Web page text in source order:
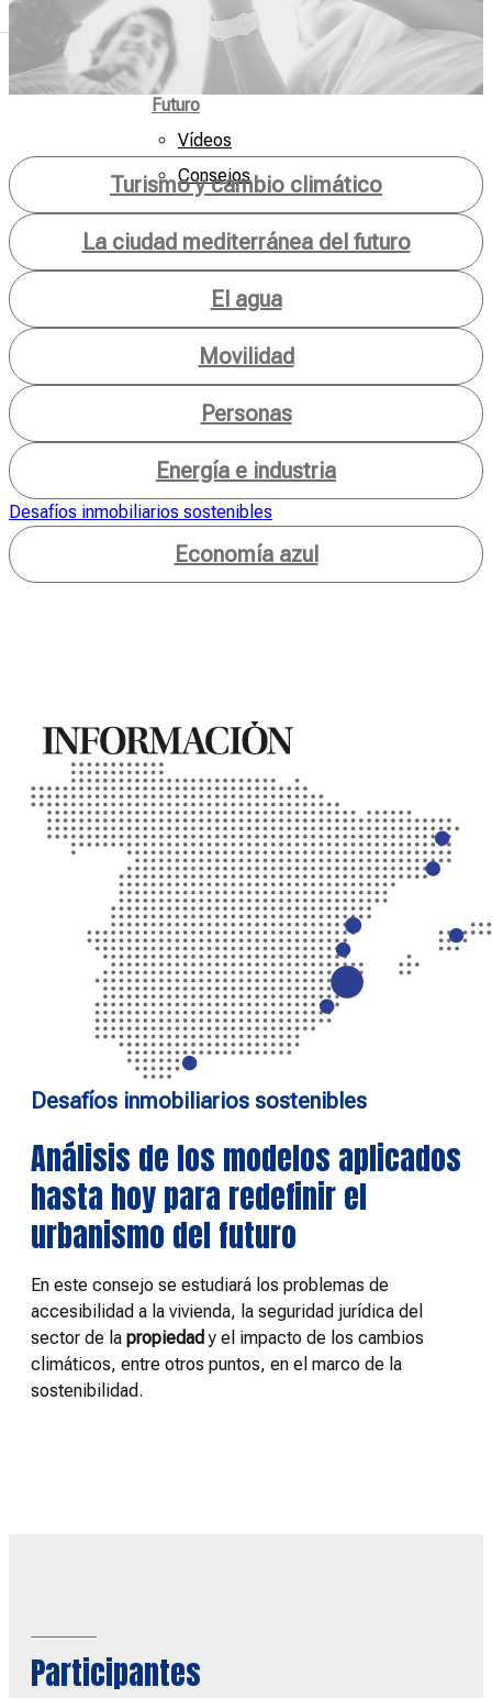
Mar
de
Futuro
Vídeos
Consejos
Turismo y cambio climático
La ciudad mediterránea del futuro
El agua
Movilidad
Personas
Energía e industria
Desafíos inmobiliarios sostenibles
Economía azul
Desafíos inmobiliarios sostenibles
Análisis de los modelos aplicados
hasta hoy para redefinir el
urbanismo del futuro
En este consejo se estudiará los problemas de
accesibilidad a la vivienda, la seguridad jurídica del
sector de la propiedad y el impacto de los cambios
climáticos, entre otros puntos, en el marco de la
sostenibilidad.
Participantes